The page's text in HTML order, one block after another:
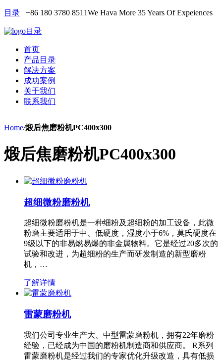
目录 +86 180 3780 8511We Hava More 35 Years Of Expeiences
目录
首页
产品目录
解决方案
成功案例
关于我们
联系我们
Home/煅后焦磨粉机PC400x300
煅后焦磨粉机PC400x300
超细微粉磨粉机
超细微粉磨粉机是一种细粉及超细粉的加工设备，此微
粉磨主要适用于中、低硬度，湿度小于6%，莫氏硬度在
9级以下的非易燃易爆的非金属物料。它是经过20多次的
试验和改进，为超细粉的生产而研发制造的新型磨粉
机，…
了解详情
雷蒙磨粉机
我们公司专业生产大、中型雷蒙磨粉机，拥有22年磨粉
经验，已经成为中国的磨粉机制造商和供应商。 R系列
雷蒙磨粉机是经过我们的专家优化升级改造，具有低损